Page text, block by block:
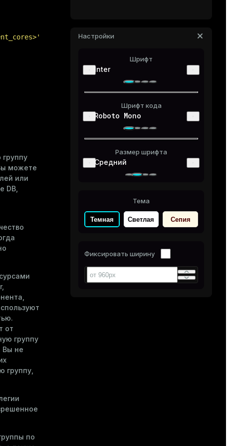
Настройки
Шрифт
Inter
Шрифт кода
Roboto Mono
Размер шрифта
Средний
Тема
Темная Светлая Сепия
Фиксировать ширину
можете
или
DB,
от
группу
Вы не
группу,
по